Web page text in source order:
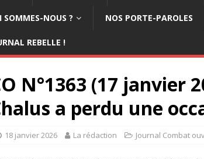
SOMMES-NOUS ? NOS PORTE-PAROLES
REBELLE !
N°1363 (17 janvier
a perdu une
18 janvier 2026 La rédaction Journal Combat